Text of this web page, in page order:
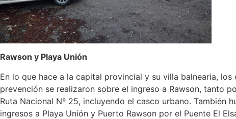
Rawson y Playa Unión
En lo que hace a la capital provincial y su villa balnearia,
prevención se realizaron sobre el ingreso a Rawson, tanto
Ruta Nacional Nº 25, incluyendo el casco urbano. También
ingresos a Playa Unión y Puerto Rawson por el Puente El